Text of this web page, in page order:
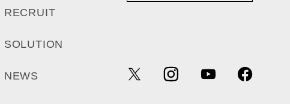
RECRUIT
SOLUTION
NEWS